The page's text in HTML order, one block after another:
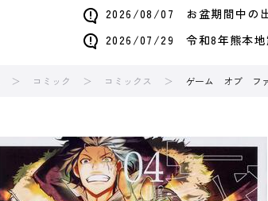
2026/08/07 お盆期間中の
2026/07/29 令和8年熊本地
コミック コミックス ゲーム オブ フ